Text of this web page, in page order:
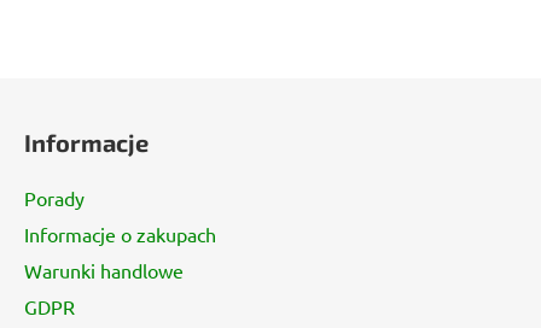
Informacje
Porady
Informacje o zakupach
Warunki handlowe
GDPR